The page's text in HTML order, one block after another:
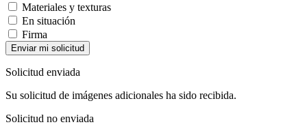
Materiales y texturas
En situación
Firma
Enviar mi solicitud
Solicitud enviada
Su solicitud de imágenes adicionales ha sido recibida.
Solicitud no enviada